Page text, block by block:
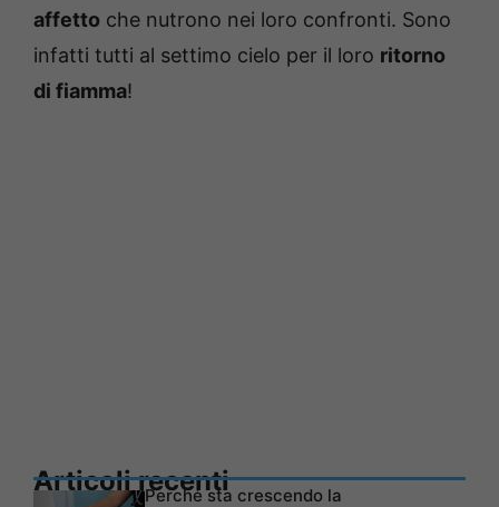
affetto che nutrono nei loro confronti. Sono
infatti tutti al settimo cielo per il loro ritorno
di fiamma!
Articoli recentiPerché sta crescendo la